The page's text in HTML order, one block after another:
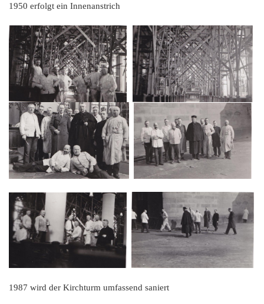
1950 erfolgt ein Innenanstrich
1987 wird der Kirchturm umfassend saniert